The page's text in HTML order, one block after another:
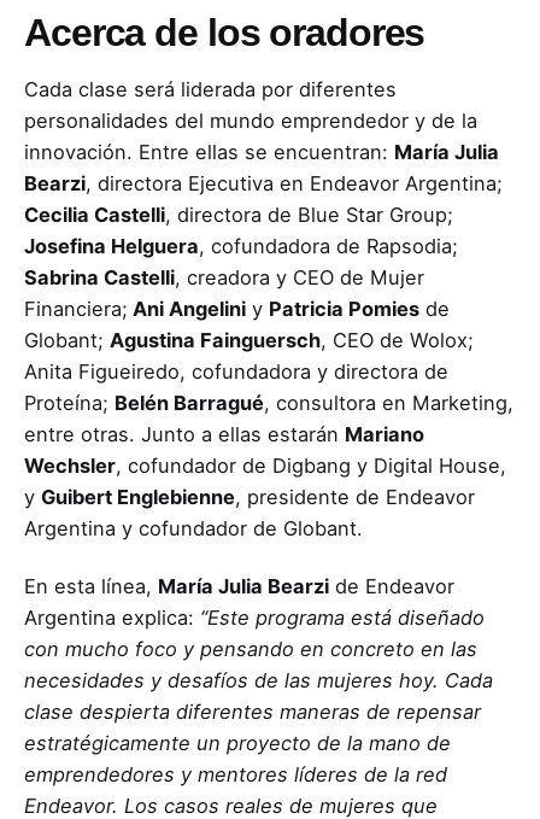
Acerca de los oradores
Cada clase será liderada por diferentes
personalidades del mundo emprendedor y de la
innovación. Entre ellas se encuentran: María Julia
Bearzi, directora Ejecutiva en Endeavor Argentina;
Cecilia Castelli, directora de Blue Star Group;
Josefina Helguera, cofundadora de Rapsodia;
Sabrina Castelli, creadora y CEO de Mujer
Financiera; Ani Angelini y Patricia Pomies de
Globant; Agustina Fainguersch, CEO de Wolox;
Anita Figueiredo, cofundadora y directora de
Proteína; Belén Barragué, consultora en Marketing,
entre otras. Junto a ellas estarán Mariano
Wechsler, cofundador de Digbang y Digital House,
y Guibert Englebienne, presidente de Endeavor
Argentina y cofundador de Globant.
En esta línea, María Julia Bearzi de Endeavor
Argentina explica: “Este programa está diseñado
con mucho foco y pensando en concreto en las
necesidades y desafíos de las mujeres hoy. Cada
clase despierta diferentes maneras de repensar
estratégicamente un proyecto de la mano de
emprendedores y mentores líderes de la red
Endeavor. Los casos reales de mujeres que